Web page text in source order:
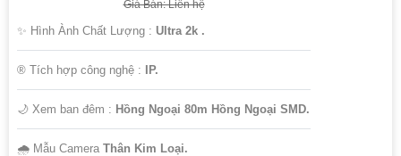
Giá Bán: Liên hệ
✨ Hình Ành Chất Lượng : Ultra 2k .
®️ Tích hợp công nghệ : IP.
🌙 Xem ban đêm : Hồng Ngoại 80m Hồng Ngoại SMD.
🌧️ Mẫu Camera Thân Kim Loại.